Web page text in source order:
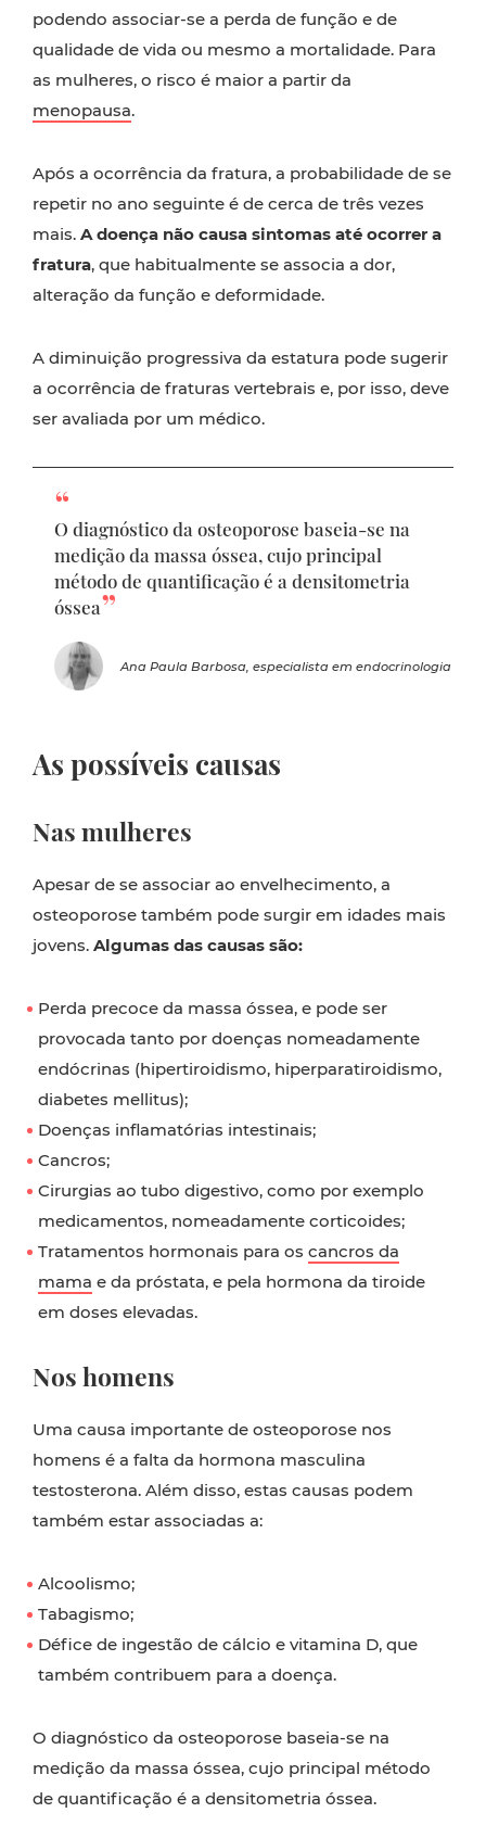
podendo associar-se a perda de função e de
qualidade de vida ou mesmo a mortalidade. Para
as mulheres, o risco é maior a partir da
menopausa.
Após a ocorrência da fratura, a probabilidade de se
repetir no ano seguinte é de cerca de três vezes
mais. A doença não causa sintomas até ocorrer a
fratura, que habitualmente se associa a dor,
alteração da função e deformidade.
A diminuição progressiva da estatura pode sugerir
a ocorrência de fraturas vertebrais e, por isso, deve
ser avaliada por um médico.
O diagnóstico da osteoporose baseia-se na
medição da massa óssea, cujo principal
método de quantificação é a densitometria
óssea
Ana Paula Barbosa, especialista em endocrinologia
As possíveis causas
Nas mulheres
Apesar de se associar ao envelhecimento, a
osteoporose também pode surgir em idades mais
jovens. Algumas das causas são:
Perda precoce da massa óssea, e pode ser
provocada tanto por doenças nomeadamente
endócrinas (hipertiroidismo, hiperparatiroidismo,
diabetes mellitus);
Doenças inflamatórias intestinais;
Cancros;
Cirurgias ao tubo digestivo, como por exemplo
medicamentos, nomeadamente corticoides;
Tratamentos hormonais para os cancros da
mama e da próstata, e pela hormona da tiroide
em doses elevadas.
Nos homens
Uma causa importante de osteoporose nos
homens é a falta da hormona masculina
testosterona. Além disso, estas causas podem
também estar associadas a:
Alcoolismo;
Tabagismo;
Défice de ingestão de cálcio e vitamina D, que
também contribuem para a doença.
O diagnóstico da osteoporose baseia-se na
medição da massa óssea, cujo principal método
de quantificação é a densitometria óssea.